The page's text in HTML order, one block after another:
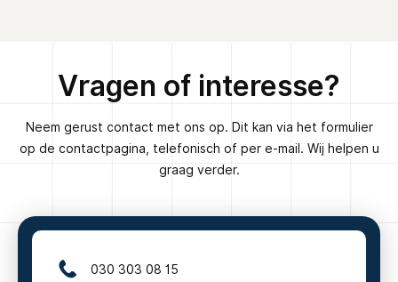
Vragen of interesse?
Neem gerust contact met ons op. Dit kan via het formulier
op de contactpagina, telefonisch of per e-mail. Wij helpen u
graag verder.
030 303 08 15